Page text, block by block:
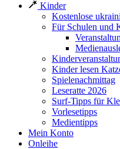
Kinder
Kostenlose
Für Schulen und
Kinder lesen
Spielenachmittag
Leseratte 2026
Surf-Tipps für
Vorlesetipps
Medientipps
Mein Konto
Onleihe